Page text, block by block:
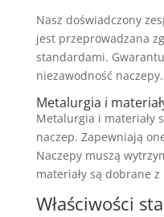
Nasz doświadczony
jest przeprowadzana
standardami.
niezawodność naczepy.
Metalurgia i
Metalurgia i materiały
naczep. Zapewniają
Naczepy muszą
materiały są dobrane z
Właściwości